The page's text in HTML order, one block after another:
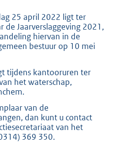
t
e
:
2
3
K
25 april 2022 ligt ter
de Jaarverslaggeving 2021,
hiervan in de
bestuur op 10 mei
tijdens kantooruren ter
het waterschap,
van de
dan kunt u contact
van het
369 350.